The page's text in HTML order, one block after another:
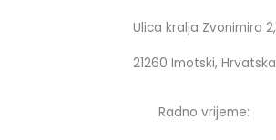
Ulica kralja Zvonimira 2,
21260 Imotski, Hrvatska
Radno vrijeme: